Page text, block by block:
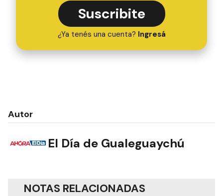
Suscribite
¿Ya tenés una cuenta? Ingresá
Autor
El Día de Gualeguaychú
NOTAS RELACIONADAS